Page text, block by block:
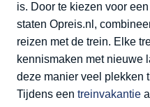
is. Door te kiezen voor
staten Opreis.nl,
reizen met de trein. Elke
kennismaken met nieuwe
deze manier veel plekken
Tijdens een treinvakantie